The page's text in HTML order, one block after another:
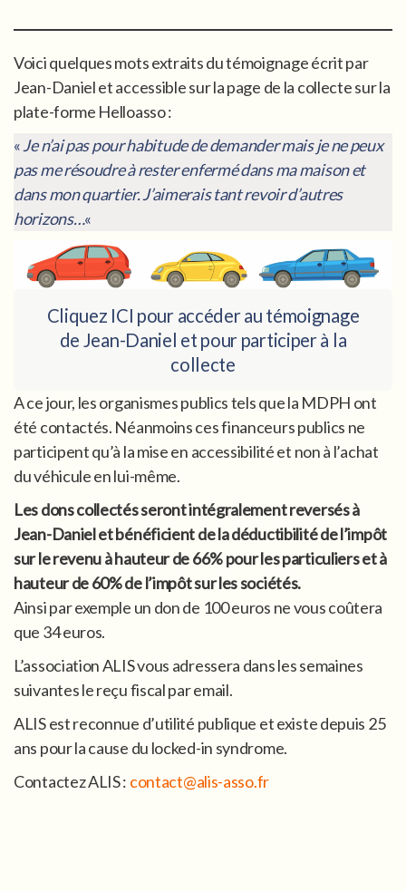
Voici quelques mots extraits du témoignage écrit par
Jean-Daniel et accessible sur la page de la collecte sur la
plate-forme Helloasso :
«Je n’ai pas pour habitude de demander mais je ne peux
pas me résoudre à rester enfermé dans ma maison et
dans mon quartier. J’aimerais tant revoir d’autres
horizons…«
Cliquez ICI pour accéder au témoignage
de Jean-Daniel et pour participer à la
collecte
A ce jour, les organismes publics tels que la MDPH ont
été contactés. Néanmoins ces financeurs publics ne
participent qu’à la mise en accessibilité et non à l’achat
du véhicule en lui-même.
Les dons collectés seront intégralement reversés à
Jean-Daniel et bénéficient de la déductibilité de l’impôt
sur le revenu à hauteur de 66% pour les particuliers et à
hauteur de 60% de l’impôt sur les sociétés.
Ainsi par exemple un don de 100 euros ne vous coûtera
que 34 euros.
L’association ALIS vous adressera dans les semaines
suivantes le reçu fiscal par email.
ALIS est reconnue d’utilité publique et existe depuis 25
ans pour la cause du locked-in syndrome.
Contactez ALIS : contact@alis-asso.fr